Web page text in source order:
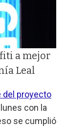
a mejor
Leal
del proyecto
con la
se cumplió